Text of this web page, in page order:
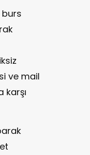
burs
ve mail
karşı